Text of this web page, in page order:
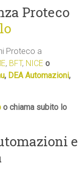
Proteco
Proteco a
, BFT, NICE o
, DEA Automazioni,
o chiama subito lo
e